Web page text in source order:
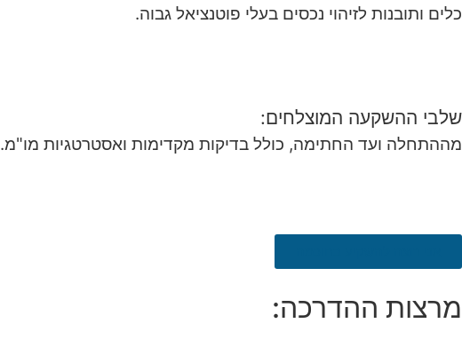
כלים ותובנות לזיהוי נכסים בעלי פוטנציאל גבוה.
שלבי ההשקעה המוצלחים:
מההתחלה ועד החתימה, כולל בדיקות מקדימות ואסטרטגיות מו"מ.
מרצות ההדרכה: